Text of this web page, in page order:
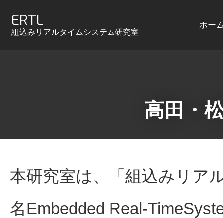
ERTL
組込みリアルタイムシステム研究室
ホー
高田・
本研究室は、「組込みリア
名Embedded Real-